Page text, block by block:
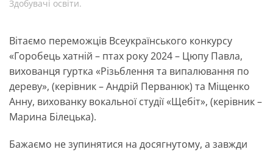
Здобувачі освіти.
Вітаємо переможців Всеукраїнського конкурсу
«Горобець хатній – птах року 2024 – Цюпу Павла,
вихованця гуртка «Різьблення та випалювання по
дереву», (керівник – Андрій Перванюк) та Міщенко
Анну, вихованку вокальної студії «Щебіт», (керівник –
Марина Білецька).
Бажаємо не зупинятися на досягнутому, а завжди